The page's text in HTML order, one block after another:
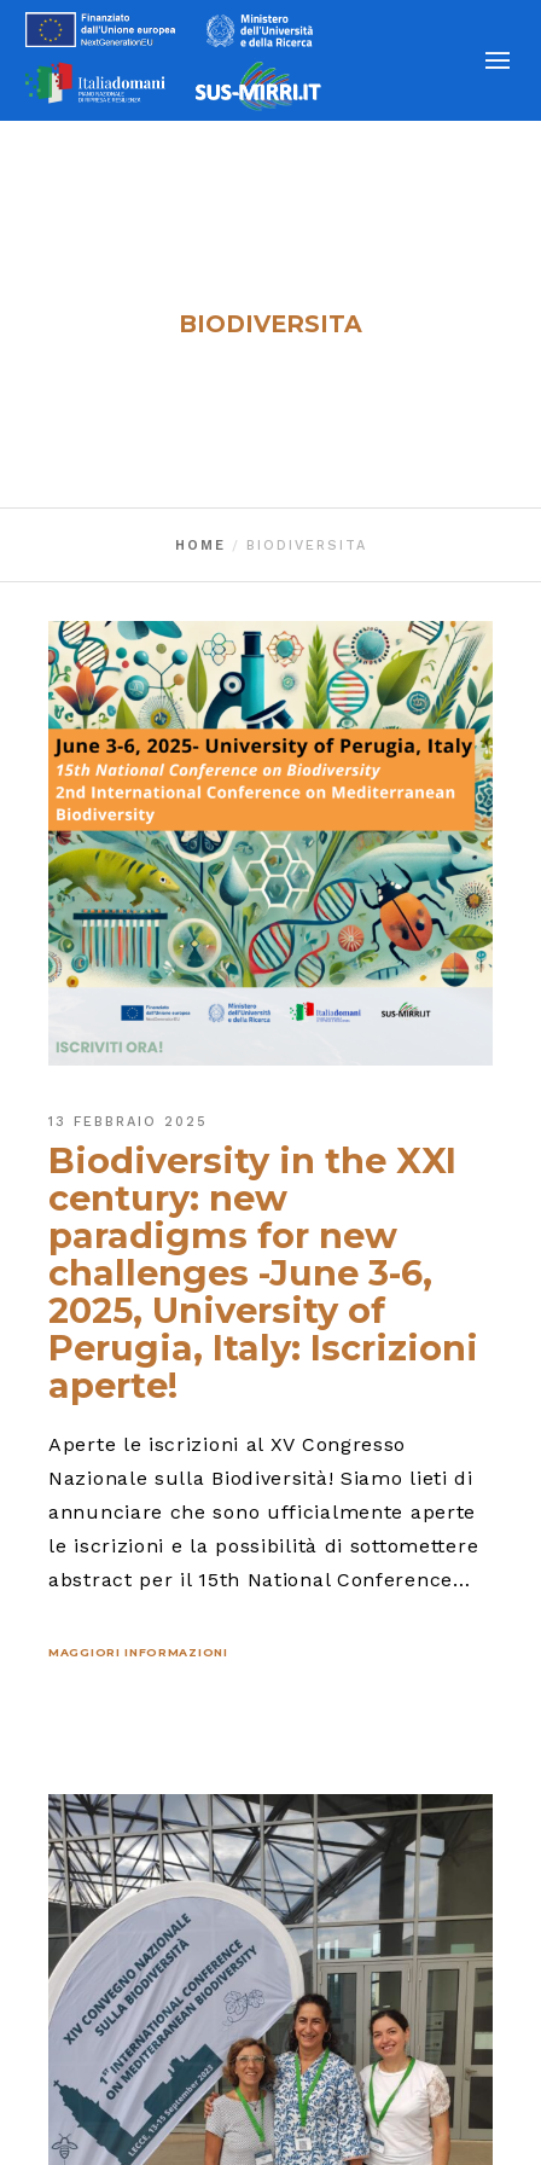
BIODIVERSITA
HOME BIODIVERSITA
13 FEBBRAIO 2025
Biodiversity in the XXI
century: new
paradigms for new
challenges -June 3-6,
2025, University of
Perugia, Italy: Iscrizioni
aperte!
Aperte le iscrizioni al XV Congresso
Nazionale sulla Biodiversità! Siamo lieti di
annunciare che sono ufficialmente aperte
le iscrizioni e la possibilità di sottomettere
abstract per il 15th National Conference…
MAGGIORI INFORMAZIONI